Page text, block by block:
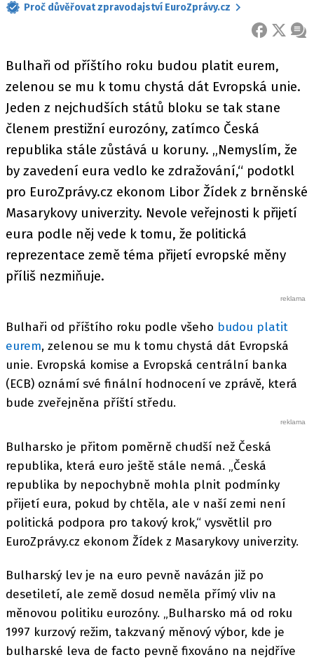
Proč důvěřovat zpravodajství EuroZprávy.cz
FACEBOOK
X
Bulhaři od příštího roku budou platit eurem,
zelenou se mu k tomu chystá dát Evropská unie.
Jeden z nejchudších států bloku se tak stane
členem prestižní eurozóny, zatímco Česká
republika stále zůstává u koruny. „Nemyslím, že
by zavedení eura vedlo ke zdražování,“ podotkl
pro EuroZprávy.cz ekonom Libor Žídek z brněnské
Masarykovy univerzity. Nevole veřejnosti k přijetí
eura podle něj vede k tomu, že politická
reprezentace země téma přijetí evropské měny
příliš nezmiňuje.
Bulhaři od příštího roku podle všeho budou platit
eurem, zelenou se mu k tomu chystá dát Evropská
unie. Evropská komise a Evropská centrální banka
(ECB) oznámí své finální hodnocení ve zprávě, která
bude zveřejněna příští středu.
Bulharsko je přitom poměrně chudší než Česká
republika, která euro ještě stále nemá. „Česká
republika by nepochybně mohla plnit podmínky
přijetí eura, pokud by chtěla, ale v naší zemi není
politická podpora pro takový krok,“ vysvětlil pro
EuroZprávy.cz ekonom Žídek z Masarykovy univerzity.
Bulharský lev je na euro pevně navázán již po
desetiletí, ale země dosud neměla přímý vliv na
měnovou politiku eurozóny. „Bulharsko má od roku
1997 kurzový režim, takzvaný měnový výbor, kde je
bulharské leva de facto pevně fixováno na nejdříve